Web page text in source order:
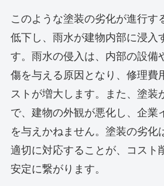
このような塗装の劣化が進行す
低下し、雨水が建物内部に浸入
す。雨水の侵入は、内部の設備
傷を与える原因となり、修理費
ストが増大します。また、塗装
で、建物の外観が悪化し、企業
を与えかねません。塗装の劣化
適切に対応することが、コスト
安定に繋がります。